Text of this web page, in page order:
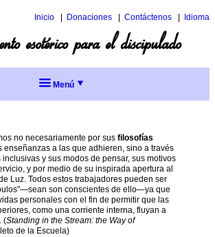
Inicio Donaciones Contáctenos
Idioma
Italiano
esotérico para el discipulado
Menú
no necesariamente por sus filosofías
enseñanzas a las que adhieren, sino a través
y sus modos de pensar, sus motivos
y por medio de su inspirada apertura al
Luz. Todos estos trabajadores pueden ser
son conscientes de ello—ya que
personales con el fin de permitir que las
como una corriente interna, fluyan a
(Standing in the Stream: the Way of
de la Escuela)